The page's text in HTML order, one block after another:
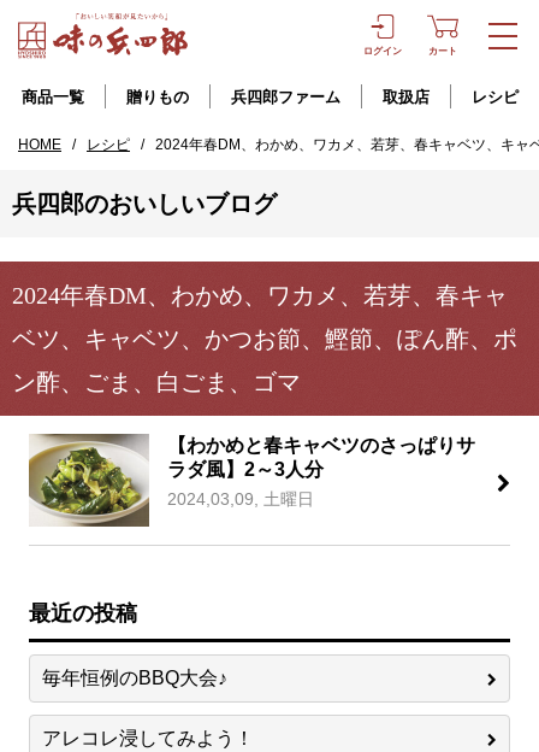
ログイン カート
商品一覧 贈りもの 兵四郎ファーム 取扱店 レシピ
HOME / レシピ / 2024年春DM、わかめ、ワカメ、若芽、春キャベツ、キ
兵四郎のおいしいブログ
2024年春DM、わかめ、ワカメ、若芽、春キャ
ベツ、キャベツ、かつお節、鰹節、ぽん酢、ポ
ン酢、ごま、白ごま、ゴマ
【わかめと春キャベツのさっぱりサ
ラダ風】2～3人分
2024,03,09, 土曜日
最近の投稿
毎年恒例のBBQ大会♪
アレコレ浸してみよう！